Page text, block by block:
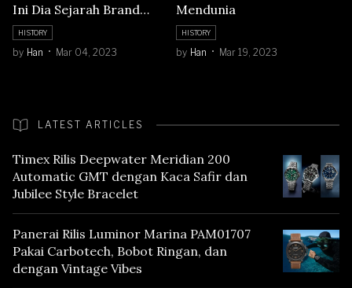
Ini Dia Sejarah Brand
Panerai yang Legendaris
HISTORY
by Han Mar 04, 2023
Mendunia
HISTORY
by Han Mar 19, 2023
LATEST ARTICLES
Timex Rilis Deepwater Meridian 200
Automatic GMT dengan Kaca Safir dan
Jubilee Style Bracelet
Panerai Rilis Luminor Marina PAM01707
Pakai Carbotech, Bobot Ringan, dan
dengan Vintage Vibes